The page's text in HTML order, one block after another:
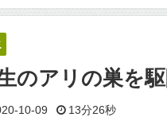
のアリの巣を
10-09 13分26秒